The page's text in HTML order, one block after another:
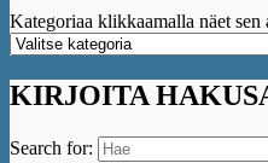
Kategoriaa klikkaamalla näet
KIRJOITA
Search for: